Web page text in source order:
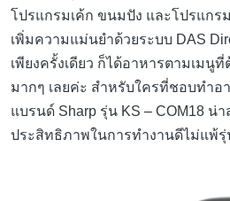
โปรแกรมเค้ก ขนมปัง และโปรแกร
เพิ่มความแม่นยำด้วยระบบ DAS
เพียงครั้งเดียว ก็ได้อาหารตามเมนู
มากๆ เลยค่ะ สำหรับใครที่ชอบทำอ
แบรนด์ Sharp รุ่น KS – COM18 น่
ประสิทธิภาพในการทำงานดีไม่แพ้รุ่